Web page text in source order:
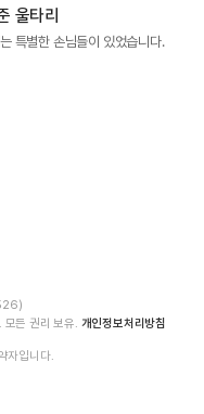
울타리
특별한 손님들이 있었습니다.
든 권리 보유. 개인정보처리방침
자입니다.